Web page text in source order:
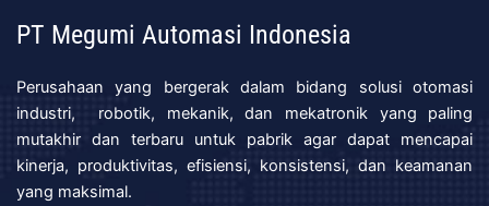
PT Megumi Automasi Indonesia
Perusahaan yang bergerak dalam bidang solusi otomasi
industri, robotik, mekanik, dan mekatronik yang paling
mutakhir dan terbaru untuk pabrik agar dapat mencapai
kinerja, produktivitas, efisiensi, konsistensi, dan keamanan
yang maksimal.